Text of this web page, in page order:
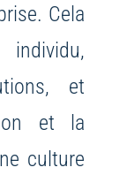
Cela
individu,
et
et la
culture